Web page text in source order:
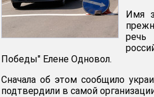
Имя
речь
Победы" Елене Одновол.
Сначала об этом сообщило
подтвердили в самой